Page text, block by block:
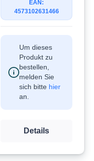
EAN:
4573102631466
Um dieses
Produkt zu
bestellen,
melden Sie
sich bitte hier
an.
Details